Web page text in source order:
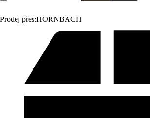
Prodej přes:HORNBACH